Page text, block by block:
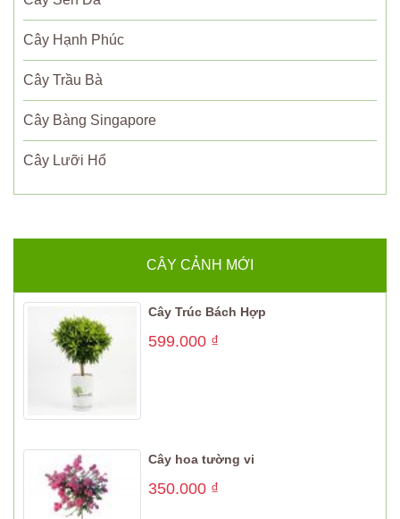
Cây Hạnh Phúc
Cây Trầu Bà
Cây Bàng Singapore
Cây Lưỡi Hổ
CÂY CẢNH MỚI
Cây Trúc Bách Hợp
599.000 ₫
Cây hoa tường vi
350.000 ₫